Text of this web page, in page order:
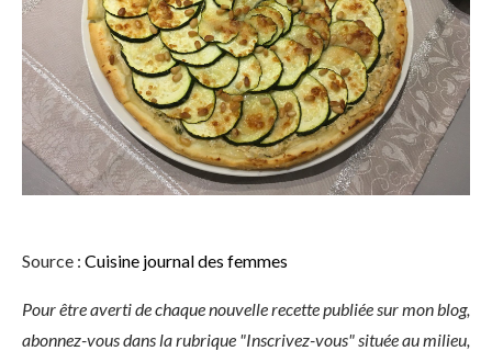
Source : Cuisine journal des femmes
Pour être averti de chaque nouvelle recette publiée sur mon blog,
abonnez-vous dans la rubrique "Inscrivez-vous" située au milieu,